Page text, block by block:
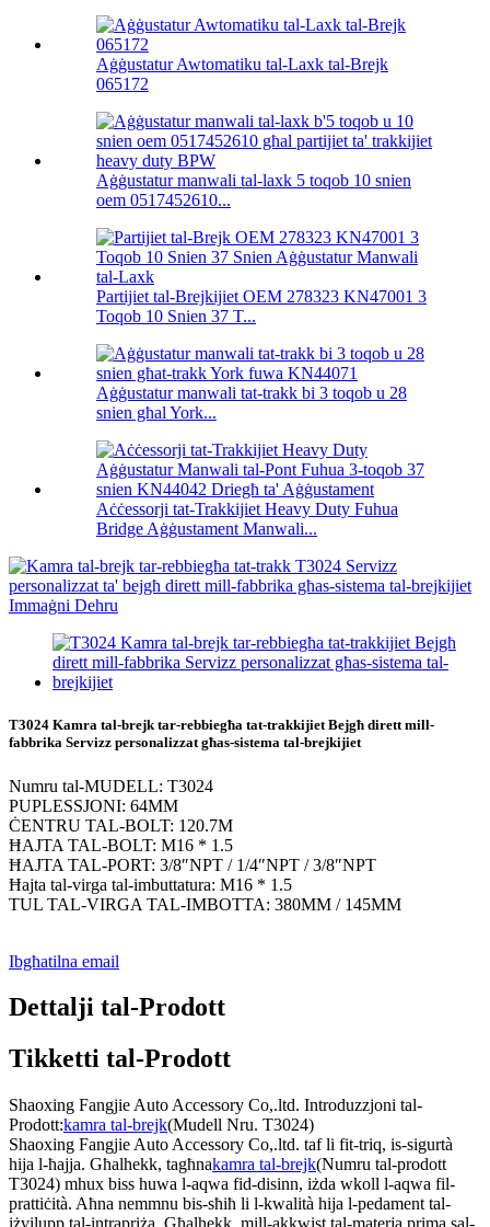
Aġġustatur Awtomatiku tal-Laxk tal-Brejk
065172
Aġġustatur manwali tal-laxk 5 toqob 10 snien
oem 0517452610...
Partijiet tal-Brejkijiet OEM 278323 KN47001 3
Toqob 10 Snien 37 T...
Aġġustatur manwali tat-trakk bi 3 toqob u 28
snien għal York...
Aċċessorji tat-Trakkijiet Heavy Duty Fuhua
Bridge Aġġustament Manwali...
T3024 Kamra tal-brejk tar-rebbiegħa tat-trakkijiet Bejgħ dirett mill-
fabbrika Servizz personalizzat għas-sistema tal-brejkijiet
Numru tal-MUDELL: T3024
PUPLESSJONI: 64MM
ĊENTRU TAL-BOLT: 120.7M
ĦAJTA TAL-BOLT: M16 * 1.5
ĦAJTA TAL-PORT: 3/8″NPT / 1/4″NPT / 3/8″NPT
Ħajta tal-virga tal-imbuttatura: M16 * 1.5
TUL TAL-VIRGA TAL-IMBOTTA: 380MM / 145MM
Ibgħatilna email
Dettalji tal-Prodott
Tikketti tal-Prodott
Shaoxing Fangjie Auto Accessory Co,.ltd. Introduzzjoni tal-
Prodott:kamra tal-brejk(Mudell Nru. T3024)
Shaoxing Fangjie Auto Accessory Co,.ltd. taf li fit-triq, is-sigurtà
hija l-ħajja. Għalhekk, tagħnakamra tal-brejk(Numru tal-prodott
T3024) mhux biss huwa l-aqwa fid-disinn, iżda wkoll l-aqwa fil-
prattiċità. Aħna nemmnu bis-sħiħ li l-kwalità hija l-pedament tal-